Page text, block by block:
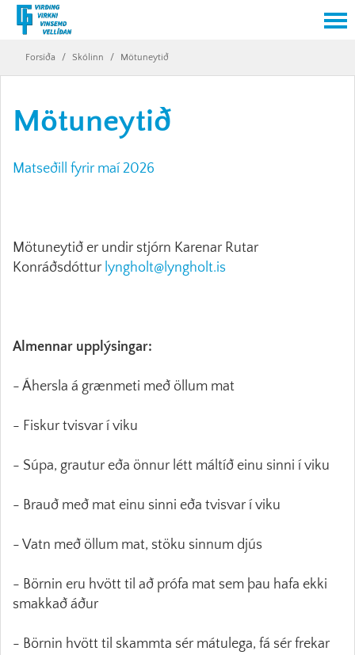
Forsíða / Skólinn / Mötuneytið
Mötuneytið
Matseðill fyrir maí 2026
Mötuneytið er undir stjórn Karenar Rutar
Konráðsdóttur lyngholt@lyngholt.is
Almennar upplýsingar:
- Áhersla á grænmeti með öllum mat
- Fiskur tvisvar í viku
- Súpa, grautur eða önnur létt máltíð einu sinni í viku
- Brauð með mat einu sinni eða tvisvar í viku
- Vatn með öllum mat, stöku sinnum djús
- Börnin eru hvött til að prófa mat sem þau hafa ekki
smakkað áður
- Börnin hvött til skammta sér mátulega, fá sér frekar